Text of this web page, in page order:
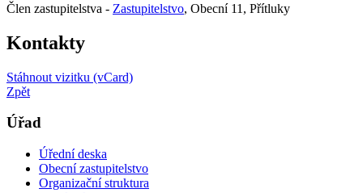
Člen zastupitelstva - Zastupitelstvo, Obecní 11, Přítluky
Kontakty
Stáhnout vizitku (vCard)
Zpět
Úřad
Úřední deska
Obecní zastupitelstvo
Organizační struktura